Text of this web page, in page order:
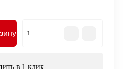
в 1 клик